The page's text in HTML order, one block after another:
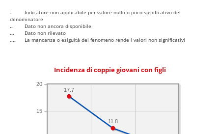
-
Indicatore non applicabile per valore nullo o poco significativo del
denominatore
..
Dato non ancora disponibile
...
Dato non rilevato
....
La mancanza o esiguità del fenomeno rende i valori non significativi
Incidenza di coppie giovani con figli
15
20
11.8
17.7